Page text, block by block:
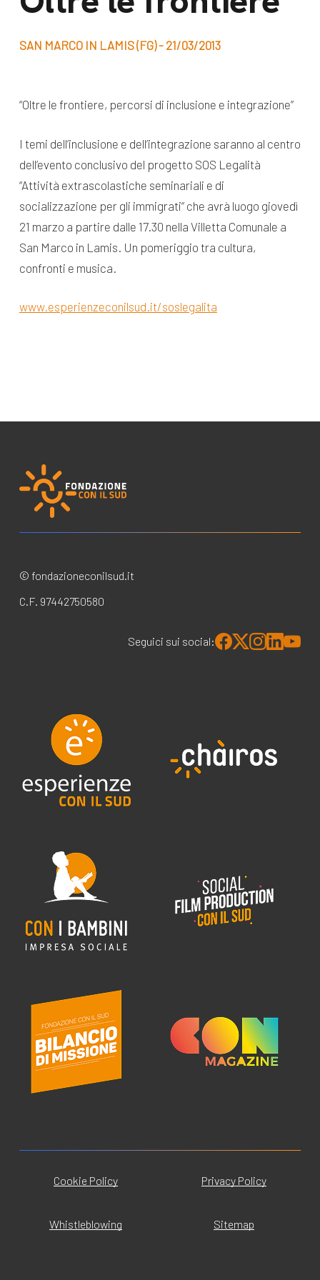
SAN MARCO IN LAMIS (FG) - 21/03/2013
“Oltre le frontiere, percorsi di inclusione e integrazione”
I temi dell’inclusione e dell’integrazione saranno al centro
dell’evento conclusivo del progetto SOS Legalità
“Attività extrascolastiche seminariali e di
socializzazione per gli immigrati” che avrà luogo giovedì
21 marzo a partire dalle 17.30 nella Villetta Comunale a
San Marco in Lamis. Un pomeriggio tra cultura,
confronti e musica.
www.esperienzeconilsud.it/soslegalita
© fondazioneconilsud.it
C.F. 97442750580
Seguici sui social:
Cookie Policy Privacy Policy
Whistleblowing Sitemap
Bilancio di
News e
News
Appuntamenti
dal Sud
Campagne
pubblicazioni
Videomagazine
e blog progetti
Seguici sui social: